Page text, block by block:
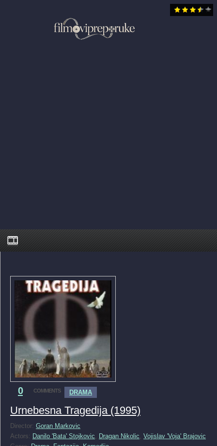
0 COMMENTS DRAMA
Urnebesna Tragedija (1995)
Director: Goran Markovic
Actors: Danilo 'Bata' Stojkovic, Dragan Nikolic, Vojislav 'Voja' Brajovic